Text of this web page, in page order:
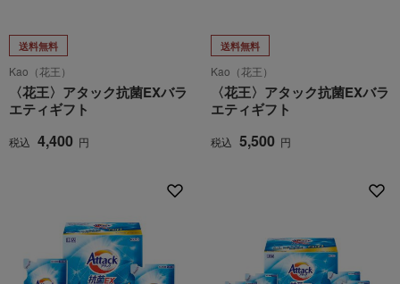
送料無料
Kao（花王）
〈花王〉アタック抗菌EXバラ
エティギフト
税込 4,400 円
送料無料
Kao（花王）
〈花王〉アタック抗菌EXバラ
エティギフト
税込 5,500 円